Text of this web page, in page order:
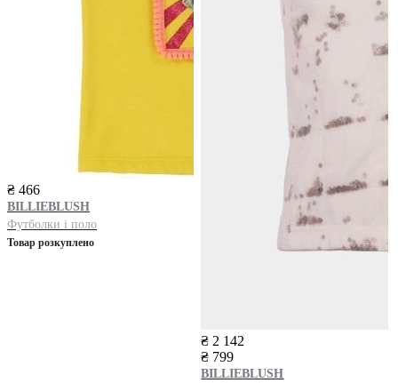
₴ 466
BILLIEBLUSH
Футболки і поло
Товар розкуплено
₴ 2 142
₴ 799
BILLIEBLUSH